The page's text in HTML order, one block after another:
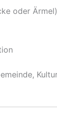
oder Ärmel)